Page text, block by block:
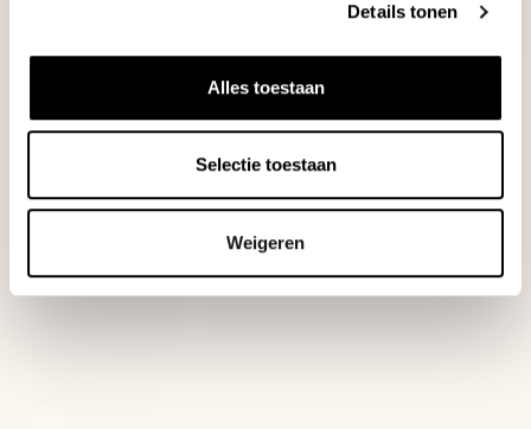
Details tonen
Alles toestaan
Selectie toestaan
Weigeren